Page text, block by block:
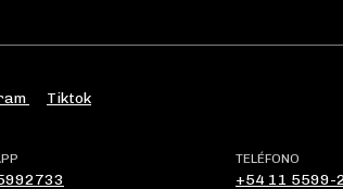
Tiktok
TELÉFONO
+54 11 5599-